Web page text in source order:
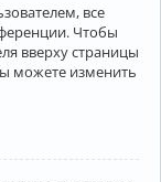
все
Чтобы
вверху страницы
можете изменить